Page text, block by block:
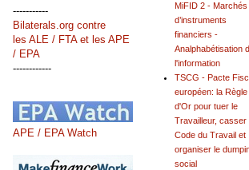
MiFID 2 - Marchés
d’instruments
financiers -
Analphabétisation
l'information
TSCG - Pacte
européen: la Règle
d'Or pour tuer le
Travailleur, casser
Code du Travail et
organiser le
social
-----------
Bilaterals.org contre
les ALE / FTA et les APE
/ EPA
------------
APE / EPA Watch